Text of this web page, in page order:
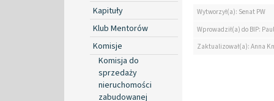
Kapituły
Klub Mentorów
Komisje
Komisja do
sprzedaży
nieruchomości
zabudowanej
Wytworzył(a): Senat PW
Wprowadził(a) do BIP:
Zaktualizował(a): Anna